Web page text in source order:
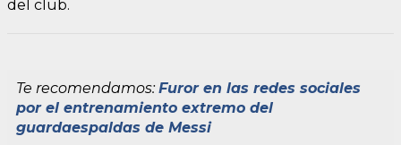
del club.
Te recomendamos:Furor en las redes sociales
por el entrenamiento extremo del
guardaespaldas de Messi